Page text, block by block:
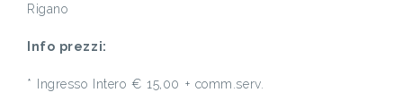
Rigano
Info prezzi:
* Ingresso Intero € 15,00 + comm.serv.